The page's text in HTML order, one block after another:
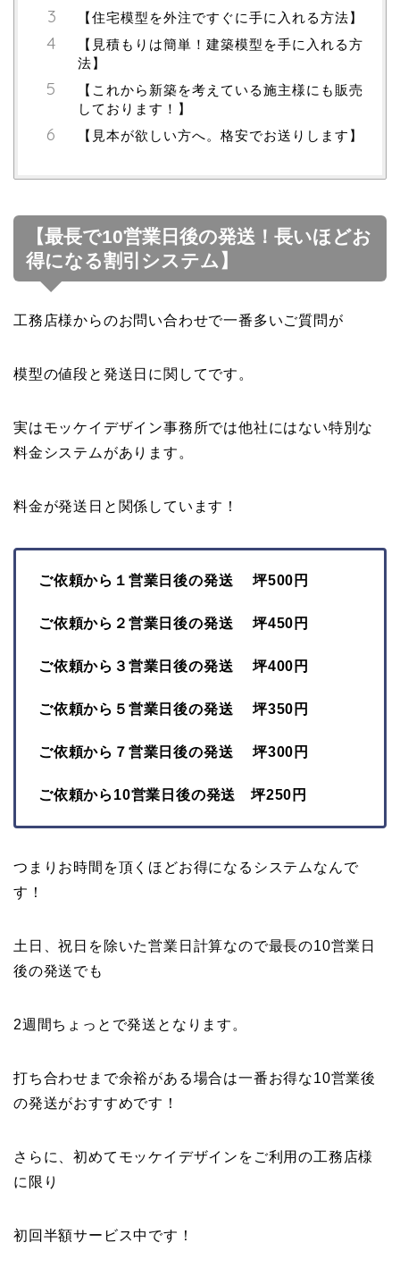
【住宅模型を外注ですぐに手に入れる方法】
【見積もりは簡単！建築模型を手に入れる方
法】
【これから新築を考えている施主様にも販売
しております！】
【見本が欲しい方へ。格安でお送りします】
【最長で10営業日後の発送！長いほどお
得になる割引システム】
工務店様からのお問い合わせで一番多いご質問が
模型の値段と発送日に関してです。
実はモッケイデザイン事務所では他社にはない特別な
料金システムがあります。
料金が発送日と関係しています！
ご依頼から１営業日後の発送 坪500円
ご依頼から２営業日後の発送 坪450円
ご依頼から３営業日後の発送 坪400円
ご依頼から５営業日後の発送 坪350円
ご依頼から７営業日後の発送 坪300円
ご依頼から10営業日後の発送 坪250円
つまりお時間を頂くほどお得になるシステムなんで
す！
土日、祝日を除いた営業日計算なので最長の10営業日
後の発送でも
2週間ちょっとで発送となります。
打ち合わせまで余裕がある場合は一番お得な10営業後
の発送がおすすめです！
さらに、初めてモッケイデザインをご利用の工務店様
に限り
初回半額サービス中です！